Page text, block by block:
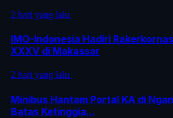
2 hari yang lalu
IMO-Indonesia Hadiri
XXXV di Makassar
2 hari yang lalu
Minibus Hantam Portal KA di
Batas Ketinggia...